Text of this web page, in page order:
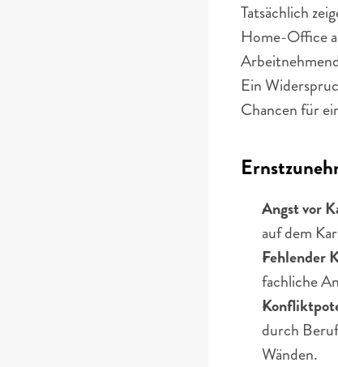
Tatsächlich
Home-Office
Ein
Chancen für
Angst vor
auf dem
Fehlender
fachliche
durch
Wänden.